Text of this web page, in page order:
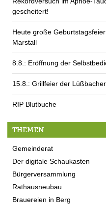
gescheitert!
Heute große
Marstall
8.8.: Eröffnung der
15.8.: Grillfeier der
RIP Blutbuche
THEMEN
Gemeinderat
Der digitale Schaukasten
Bürgerversammlung
Rathausneubau
Brauereien in Berg